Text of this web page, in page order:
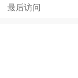
最后访问